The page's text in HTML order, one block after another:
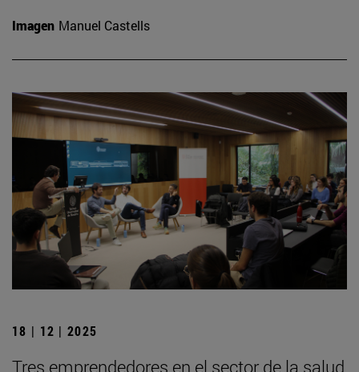
Imagen Manuel Castells
18 | 12 | 2025
Tres emprendedores en el sector de la salud